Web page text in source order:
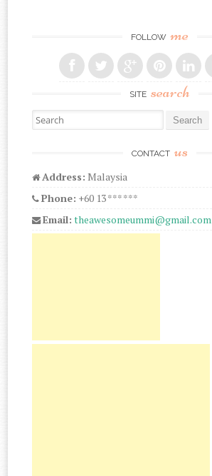
FOLLOW me
SITE search
Search for:
CONTACT us
Address: Malaysia
Phone: +60 13 *** ***
Email: theawesomeummi@gmail.com